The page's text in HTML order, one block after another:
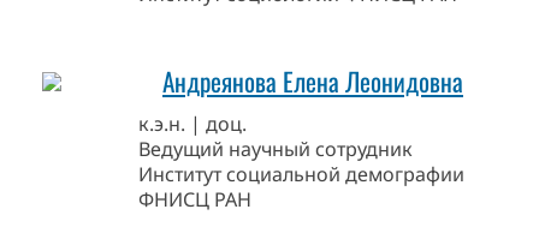
Андреянова Елена Леонидовна
к.э.н. | доц.
Ведущий научный сотрудник
Институт социальной демографии
ФНИСЦ РАН